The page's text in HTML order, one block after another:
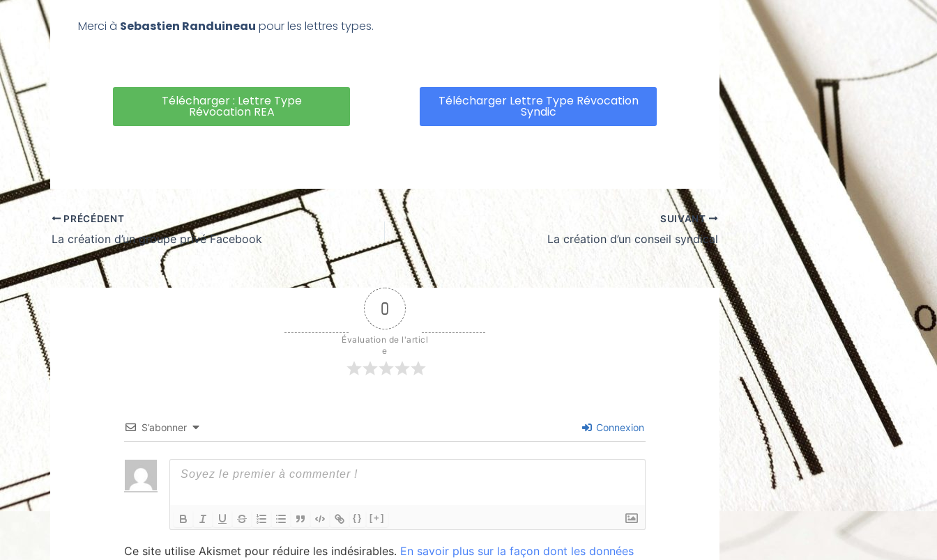
Merci à Sebastien Randuineau pour les lettres types.
Télécharger : Lettre Type
Révocation REA
Télécharger Lettre Type Révocation
Syndic
PRÉCÉDENT
La création d’un groupe privé Facebook
SUIVANT
La création d’un conseil syndical
0
Évaluation de l'articl
e
S’abonner Connexion
{} [+]
Ce site utilise Akismet pour réduire les indésirables. En savoir plus sur la façon dont les données